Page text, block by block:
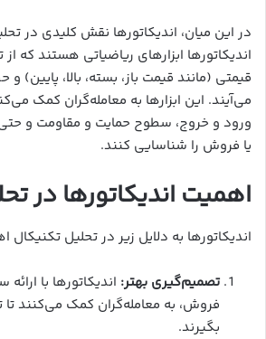
در این میان، اندیکاتورها نقش کلیدی در
اندیکاتورها ابزارهای ریاضیاتی هستند که
قیمتی (مانند قیمت باز، بسته، بالا،
می‌آیند. این ابزارها به معامله‌گران کمک
ورود و خروج، سطوح حمایت و مقاومت و
یا فروش را شناسایی کنند.
اهمیت اندیکاتورها در
اندیکاتورها به دلایل زیر در تحلیل تکنیکال
تصمیم‌گیری بهتر: اندیکاتورها با
فروش، به معامله‌گران کمک می‌کنند
بگیرند.